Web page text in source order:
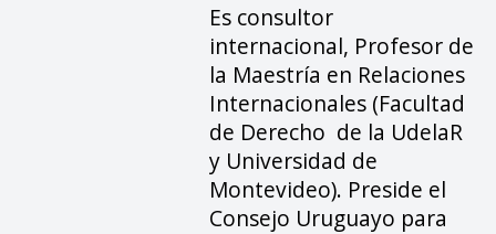
Es consultor
internacional, Profesor de
la Maestría en Relaciones
Internacionales (Facultad
de Derecho de la UdelaR
y Universidad de
Montevideo). Preside el
Consejo Uruguayo para